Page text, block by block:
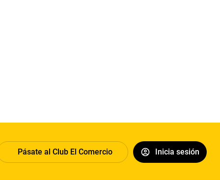
Pásate al Club El Comercio Inicia sesión